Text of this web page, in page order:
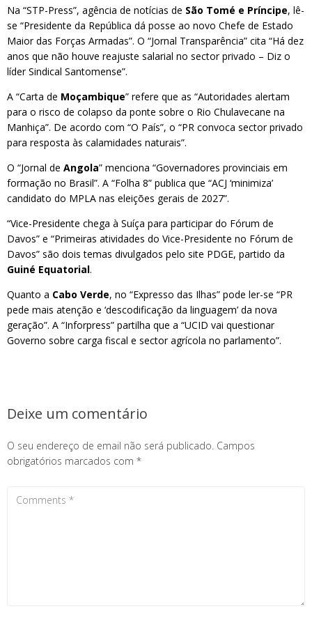
Na “STP-Press”, agência de notícias de São Tomé e Príncipe, lê-
se “Presidente da República dá posse ao novo Chefe de Estado
Maior das Forças Armadas”. O “Jornal Transparência” cita “Há dez
anos que não houve reajuste salarial no sector privado – Diz o
líder Sindical Santomense”.
A “Carta de Moçambique” refere que as “Autoridades alertam
para o risco de colapso da ponte sobre o Rio Chulavecane na
Manhiça”. De acordo com “O País”, o “PR convoca sector privado
para resposta às calamidades naturais”.
O “Jornal de Angola” menciona “Governadores provinciais em
formação no Brasil”. A “Folha 8” publica que “ACJ ‘minimiza’
candidato do MPLA nas eleições gerais de 2027”.
“Vice-Presidente chega à Suíça para participar do Fórum de
Davos” e “Primeiras atividades do Vice-Presidente no Fórum de
Davos” são dois temas divulgados pelo site PDGE, partido da
Guiné Equatorial.
Quanto a Cabo Verde, no “Expresso das Ilhas” pode ler-se “PR
pede mais atenção e ‘descodificação da linguagem’ da nova
geração”. A “Inforpress” partilha que a “UCID vai questionar
Governo sobre carga fiscal e sector agrícola no parlamento”.
Deixe um comentário
O seu endereço de email não será publicado. Campos
obrigatórios marcados com *